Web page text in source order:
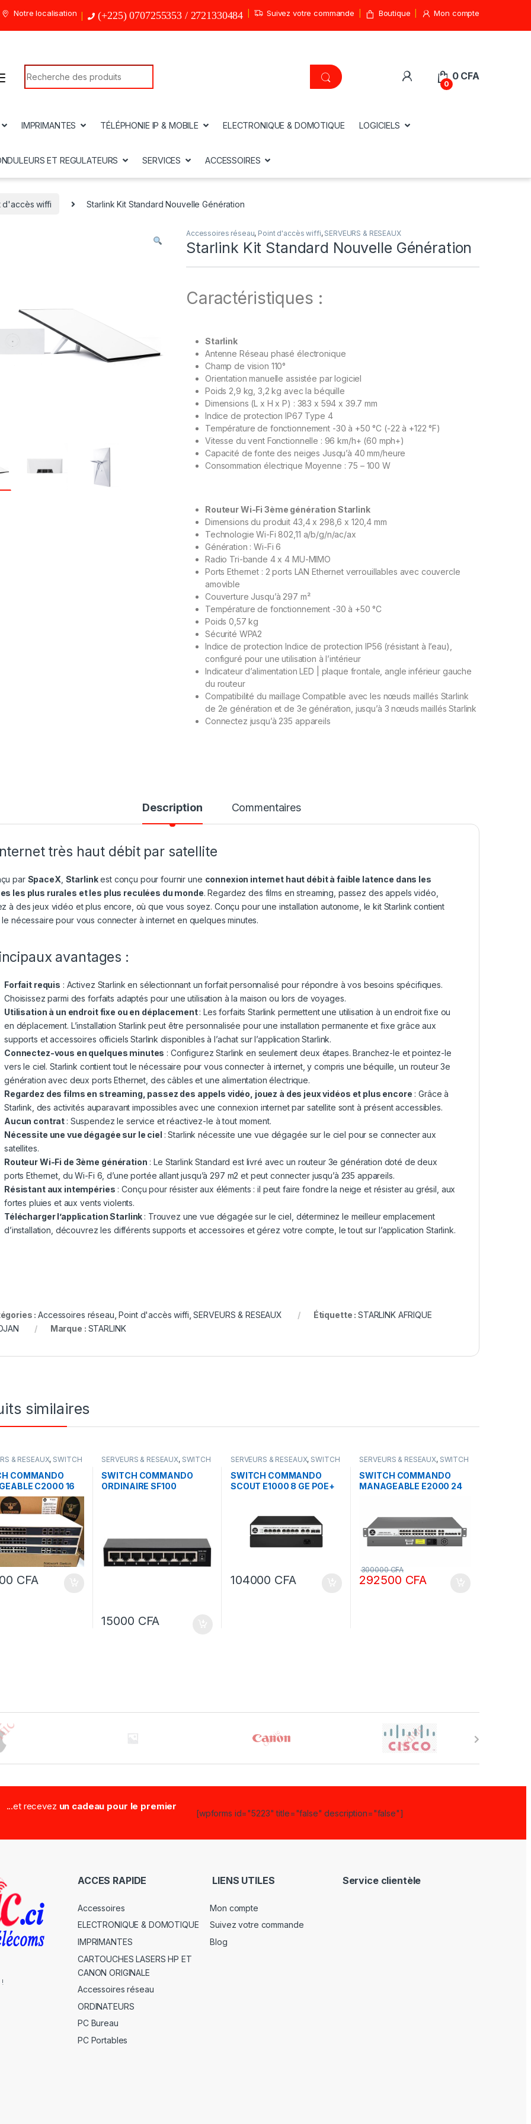
Notre localisation (+225) 0707255353 / 2721330484 Suivez votre commande Boutique Mon compte
Search for:
0
0 CFA
IMPRIMANTES TÉLÉPHONIE IP & MOBILE ELECTRONIQUE & DOMOTIQUE LOGICIELS
ET REGULATEURS SERVICES ACCESSOIRES
d'accès wiffi Starlink Kit Standard Nouvelle Génération
Accessoires réseau, Point d'accès wiffi, SERVEURS & RESEAUX
Starlink Kit Standard Nouvelle Génération
Caractéristiques :
Starlink
Antenne Réseau phasé électronique
Champ de vision 110°
Orientation manuelle assistée par logiciel
Poids 2,9 kg, 3,2 kg avec la béquille
Dimensions (L x H x P) : 383 x 594 x 39.7 mm
Indice de protection IP67 Type 4
Température de fonctionnement -30 à +50 °C (-22 à +122 °F)
Vitesse du vent Fonctionnelle : 96 km/h+ (60 mph+)
Capacité de fonte des neiges Jusqu’à 40 mm/heure
Consommation électrique Moyenne : 75 – 100 W
Routeur Wi-Fi 3ème génération Starlink
Dimensions du produit 43,4 x 298,6 x 120,4 mm
Technologie Wi-Fi 802,11 a/b/g/n/ac/ax
Génération : Wi-Fi 6
Radio Tri-bande 4 x 4 MU-MIMO
Ports Ethernet : 2 ports LAN Ethernet verrouillables avec couvercle
amovible
Couverture Jusqu’à 297 m²
Température de fonctionnement -30 à +50 °C
Poids 0,57 kg
Sécurité WPA2
Indice de protection Indice de protection IP56 (résistant à l’eau),
configuré pour une utilisation à l’intérieur
Indicateur d’alimentation LED | plaque frontale, angle inférieur gauche
du routeur
Compatibilité du maillage Compatible avec les nœuds maillés Starlink
de 2e génération et de 3e génération, jusqu’à 3 nœuds maillés Starlink
Connectez jusqu’à 235 appareils
Description Commentaires
très haut débit par satellite
par SpaceX Starlinkest conçu pour fournir une connexion internet haut débit à faible latence dans les
les plus rurales et les plus reculées du monde. Regardez des films en streaming, passez des appels vidéo,
à des jeux vidéo et plus encore, où que vous soyez. Conçu pour une installation autonome, le kit Starlink contient
le nécessaire pour vous connecter à internet en quelques minutes.
avantages :
Forfait requis : Activez Starlink en sélectionnant un forfait personnalisé pour répondre à vos besoins spécifiques.
Choisissez parmi des forfaits adaptés pour une utilisation à la maison ou lors de voyages.
Utilisation à un endroit fixe ou en déplacement: Les forfaits Starlink permettent une utilisation à un endroit fixe ou
en déplacement. L’installation Starlink peut être personnalisée pour une installation permanente et fixe grâce aux
supports et accessoires officiels Starlink disponibles à l’achat sur l’application Starlink.
Connectez-vous en quelques minutes : Configurez Starlink en seulement deux étapes. Branchez-le et pointez-le
vers le ciel. Starlink contient tout le nécessaire pour vous connecter à internet, y compris une béquille, un routeur 3e
génération avec deux ports Ethernet, des câbles et une alimentation électrique.
Regardez des films en streaming, passez des appels vidéo, jouez à des jeux vidéos et plus encore : Grâce à
Starlink, des activités auparavant impossibles avec une connexion internet par satellite sont à présent accessibles.
Aucun contrat : Suspendez le service et réactivez-le à tout moment.
Nécessite une vue dégagée sur le ciel : Starlink nécessite une vue dégagée sur le ciel pour se connecter aux
satellites.
Routeur Wi-Fi de 3ème génération : Le Starlink Standard est livré avec un routeur 3e génération doté de deux
ports Ethernet, du Wi-Fi 6, d’une portée allant jusqu’à 297 m2 et peut connecter jusqu’à 235 appareils.
Résistant aux intempéries : Conçu pour résister aux éléments : il peut faire fondre la neige et résister au grésil, aux
fortes pluies et aux vents violents.
Télécharger l’application Starlink : Trouvez une vue dégagée sur le ciel, déterminez le meilleur emplacement
d’installation, découvrez les différents supports et accessoires et gérez votre compte, le tout sur l’application Starlink.
:Accessoires réseau ,Point d'accès wiffi ,SERVEURS & RESEAUX Étiquette :STARLINK AFRIQUE
Marque : STARLINK
similaires
& RESEAUX, SWITCH
COMMANDO
C2000 16
+ POE 290
CFA
SERVEURS & RESEAUX, SWITCH
SWITCH COMMANDO
ORDINAIRE SF100
15000 CFA
SERVEURS & RESEAUX, SWITCH
SWITCH COMMANDO
SCOUT E1000 8 GE POE+
104000 CFA
SERVEURS & RESEAUX, SWITCH
SWITCH COMMANDO
MANAGEABLE E2000 24
292500 CFA
300000CFA
...et recevez un cadeau pour le premier
[wpforms id="5223" title="false" description="false"]
ACCES RAPIDE
Accessoires
ELECTRONIQUE & DOMOTIQUE
IMPRIMANTES
CARTOUCHES LASERS HP ET
CANON ORIGINALE
Accessoires réseau
ORDINATEURS
PC Bureau
PC Portables
LIENS UTILES
Mon compte
Suivez votre commande
Blog
Service clientèle